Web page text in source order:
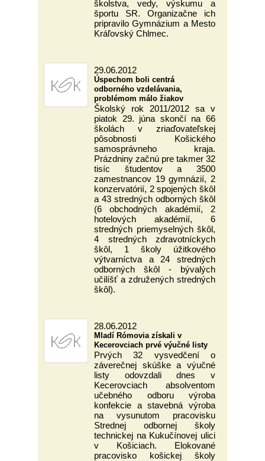
školstva, vedy, výskumu a
športu SR. Organizačne ich
pripravilo Gymnázium a Mesto
Kráľovský Chlmec.
29.06.2012
Úspechom boli centrá
odborného vzdelávania,
problémom málo žiakov
Školský rok 2011/2012 sa v
piatok 29. júna skončí na 66
školách v zriaďovateľskej
pôsobnosti Košického
samosprávneho kraja.
Prázdniny začnú pre takmer 32
tisíc študentov a 3500
zamestnancov 19 gymnázií, 2
konzervatórií, 2 spojených škôl
a 43 stredných odborných škôl
(6 obchodných akadémií, 2
hotelových akadémií, 6
stredných priemyselných škôl,
4 stredných zdravotníckych
škôl, 1 školy úžitkového
výtvarníctva a 24 stredných
odborných škôl - bývalých
učilíšť a združených stredných
škôl).
28.06.2012
Mladí Rómovia získali v
Kecerovciach prvé výučné listy
Prvých 32 vysvedčení o
záverečnej skúške a výučné
listy odovzdali dnes v
Kecerovciach absolventom
učebného odboru výroba
konfekcie a stavebná výroba
na vysunutom pracovisku
Strednej odbornej školy
technickej na Kukučínovej ulici
v Košiciach. Elokované
pracovisko košickej školy